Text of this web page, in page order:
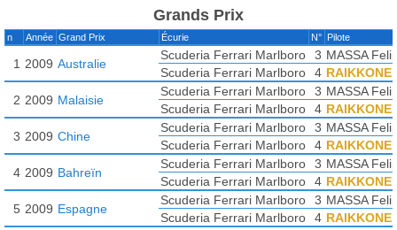
Grands Prix
n Année Grand Prix Écurie N° Pilote
1 2009 Australie
Scuderia Ferrari Marlboro 3 MASSA
Scuderia Ferrari Marlboro
4
2 2009 Malaisie
Scuderia Ferrari Marlboro 3 MASSA
Scuderia Ferrari Marlboro
4
3 2009 Chine
Scuderia Ferrari Marlboro 3 MASSA
Scuderia Ferrari Marlboro
4
4 2009 Bahreïn
Scuderia Ferrari Marlboro 3 MASSA
Scuderia Ferrari Marlboro
4
5 2009 Espagne
Scuderia Ferrari Marlboro 3 MASSA
Scuderia Ferrari Marlboro
4